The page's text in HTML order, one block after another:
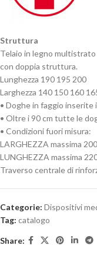
Struttura
Telaio in legno
con doppia struttura.
Lunghezza 190 195 200
Larghezza 140 150 160
• Doghe in faggio
• Oltre i 90 cm tutte le
• Condizioni fuori misura:
LARGHEZZA massima
LUNGHEZZA massima
Traverso centrale di
Categorie: Dispositivi
Tag: catalogo
Share: